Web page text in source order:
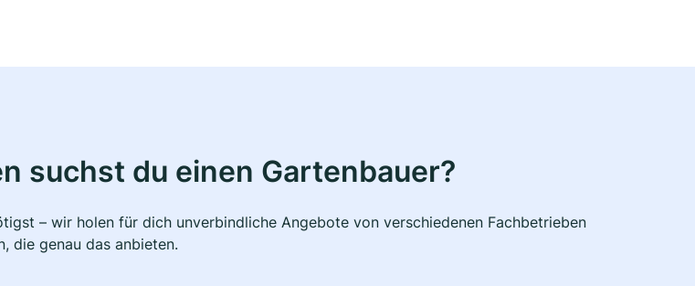
suchst du einen Gartenbauer?
– wir holen für dich unverbindliche Angebote von verschiedenen Fachbetrieben
die genau das anbieten.